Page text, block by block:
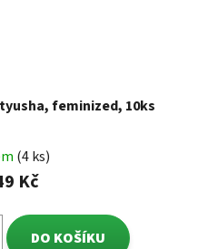
feminized, 10ks
(4 ks)
Kč
DO KOŠÍKU